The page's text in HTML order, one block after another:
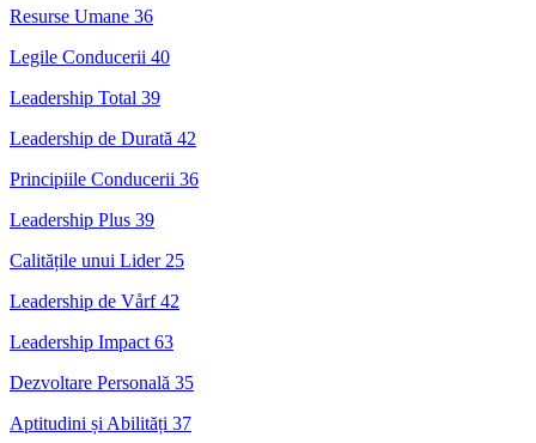
Resurse Umane 36
Legile Conducerii 40
Leadership Total 39
Leadership de Durată 42
Principiile Conducerii 36
Leadership Plus 39
Calitățile unui Lider 25
Leadership de Vårf42
Leadership Impact 63
Dezvoltare Personală 35
Aptitudini și Abilități 37